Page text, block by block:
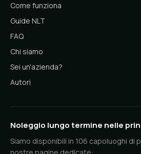
Come funziona
Guide NLT
FAQ
Chi siamo
Sei un'azienda?
Autori
Noleggio lungo termine nelle
Siamo disponibili in 106 capoluoghi di